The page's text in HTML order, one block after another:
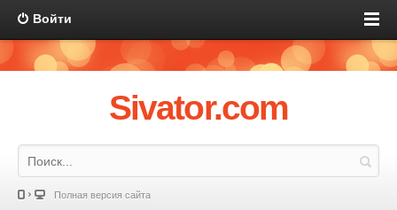
Войти
Sivator.com
Полная версия сайта